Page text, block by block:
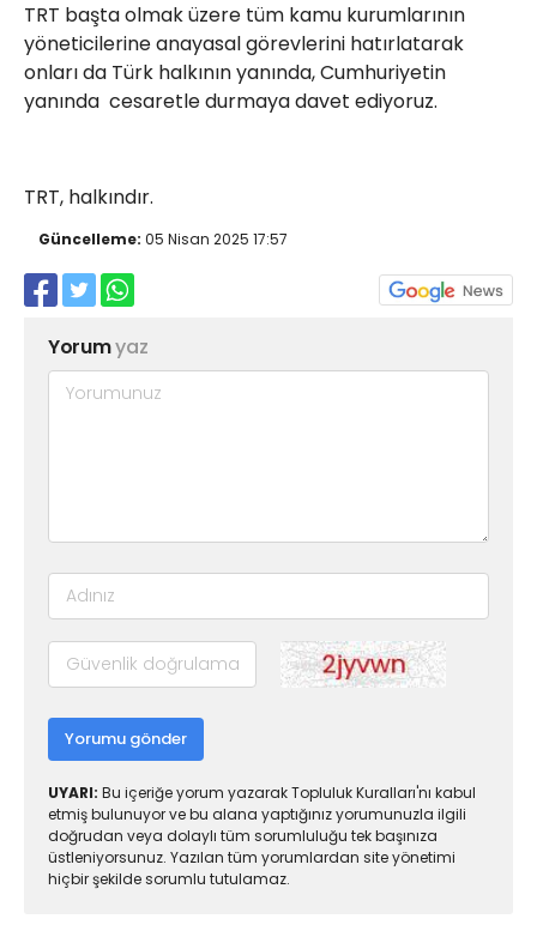
TRT başta olmak üzere tüm kamu kurumlarının
yöneticilerine anayasal görevlerini hatırlatarak
onları da Türk halkının yanında, Cumhuriyetin
yanında cesaretle durmaya davet ediyoruz.
TRT, halkındır.
Güncelleme: 05 Nisan 2025 17:57
Yorumyaz
Yorumu gönder
UYARI: Bu içeriğe yorum yazarak Topluluk Kuralları'nı kabul
etmiş bulunuyor ve bu alana yaptığınız yorumunuzla ilgili
doğrudan veya dolaylı tüm sorumluluğu tek başınıza
üstleniyorsunuz. Yazılan tüm yorumlardan site yönetimi
hiçbir şekilde sorumlu tutulamaz.